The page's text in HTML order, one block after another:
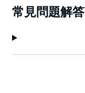
常見問題解答